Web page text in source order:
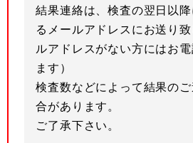
結果連絡は、検査の翌日以
るメールアドレスにお送り
ルアドレスがない方にはお
ます）
検査数などによって結果の
合があります。
ご了承下さい。